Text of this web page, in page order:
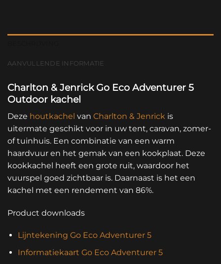
AANVULLENDE INFORMATIE
Charlton & Jenrick Go Eco Adventurer 5
Outdoor kachel
Deze houtkachel van Charlton & Jenrick is
uitermate geschikt voor in uw tent, caravan, zomer-
of tuinhuis. Een combinatie van een warm
haardvuur en het gemak van een kookplaat. Deze
kookkachel heeft een grote ruit, waardoor het
vuurspel goed zichtbaar is. Daarnaast is het een
kachel met een rendement van 86%.
Product downloads
Lijntekening Go Eco Adventurer 5
Informatiekaart Go Eco Adventurer 5